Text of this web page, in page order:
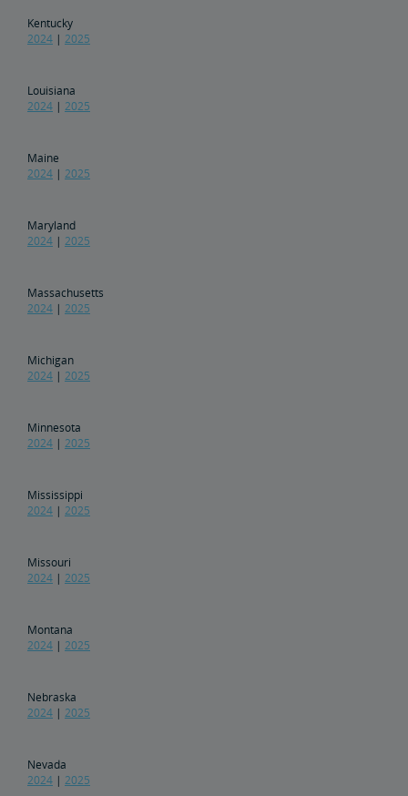
Kentucky
2024 | 2025
Louisiana
2024 | 2025
Maine
2024 | 2025
Maryland
2024 | 2025
Massachusetts
2024 | 2025
Michigan
2024 | 2025
Minnesota
2024 | 2025
Mississippi
2024 | 2025
Missouri
2024 | 2025
Montana
2024 | 2025
Nebraska
2024 | 2025
Nevada
2024 | 2025